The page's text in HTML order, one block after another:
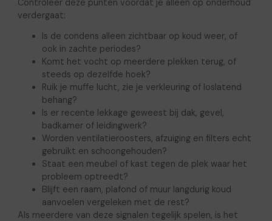
Controleer deze punten voordat je alleen op onderhoud
verdergaat:
Is de condens alleen zichtbaar op koud weer, of
ook in zachte periodes?
Komt het vocht op meerdere plekken terug, of
steeds op dezelfde hoek?
Ruik je muffe lucht, zie je verkleuring of loslatend
behang?
Is er recente lekkage geweest bij dak, gevel,
badkamer of leidingwerk?
Worden ventilatieroosters, afzuiging en filters echt
gebruikt en schoongehouden?
Staat een meubel of kast tegen de plek waar het
probleem optreedt?
Blijft een raam, plafond of muur langdurig koud
aanvoelen vergeleken met de rest?
Als meerdere van deze signalen tegelijk spelen, is het